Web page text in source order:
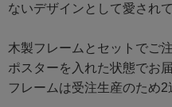
ないデザインとして愛されて
木製フレームとセットでご
ポスターを入れた状態でお
フレームは受注生産のため2